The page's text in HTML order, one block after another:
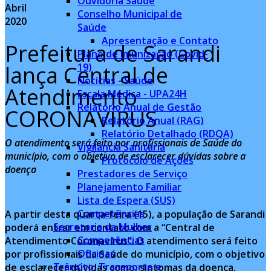
Conselho Municipal de
Saúde
Apresentação e Contato
Plano de Imunização (Covid-
19)
Notícias - Saúde
Escala Médica - UPA24H
Relatório Anual de Gestão
Relatório Anual (RAG)
Relatório Detalhado (RDQA)
Vigilância Sanitária
Protocolo de Ações
Prestadores de Serviço
Planejamento Familiar
Lista de Espera (SUS)
Competências
Secretaria da Mulher
Competências
Oficinas
Trânsito, Transporte e
Abril
2020
Prefeitura de Sarandi
lança Central de
Atendimento
CORONAVÍRUS
O atendimento será feito por profissionais de Saúde do
município, com o objetivo de esclarecer dúvidas sobre a
doença
A partir desta quarta-feira (15), a população de Sarandi
poderá entrar em contato com a “Central de
Atendimento Coronavírus”. O atendimento será feito
por profissionais da Saúde do município, com o objetivo
de esclarecer dúvidas como: sintomas da doença,